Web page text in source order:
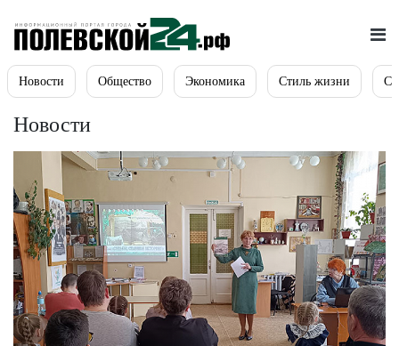
Новости Общество Экономика Стиль жизни
Новости